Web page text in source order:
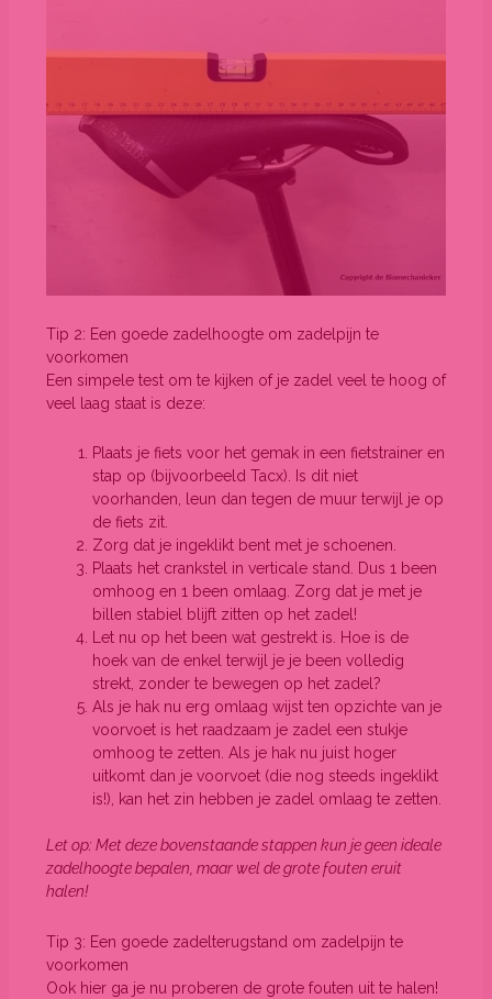
Tip 2: Een goede zadelhoogte om zadelpijn te
voorkomen
Een simpele test om te kijken of je zadel veel te hoog of
veel laag staat is deze:
Plaats je fiets voor het gemak in een fietstrainer en
stap op (bijvoorbeeld Tacx). Is dit niet
voorhanden, leun dan tegen de muur terwijl je op
de fiets zit.
Zorg dat je ingeklikt bent met je schoenen.
Plaats het crankstel in verticale stand. Dus 1 been
omhoog en 1 been omlaag. Zorg dat je met je
billen stabiel blijft zitten op het zadel!
Let nu op het been wat gestrekt is. Hoe is de
hoek van de enkel terwijl je je been volledig
strekt, zonder te bewegen op het zadel?
Als je hak nu erg omlaag wijst ten opzichte van je
voorvoet is het raadzaam je zadel een stukje
omhoog te zetten. Als je hak nu juist hoger
uitkomt dan je voorvoet (die nog steeds ingeklikt
is!), kan het zin hebben je zadel omlaag te zetten.
Let op: Met deze bovenstaande stappen kun je geen ideale
zadelhoogte bepalen, maar wel de grote fouten eruit
halen!
Tip 3: Een goede zadelterugstand om zadelpijn te
voorkomen
Ook hier ga je nu proberen de grote fouten uit te halen!